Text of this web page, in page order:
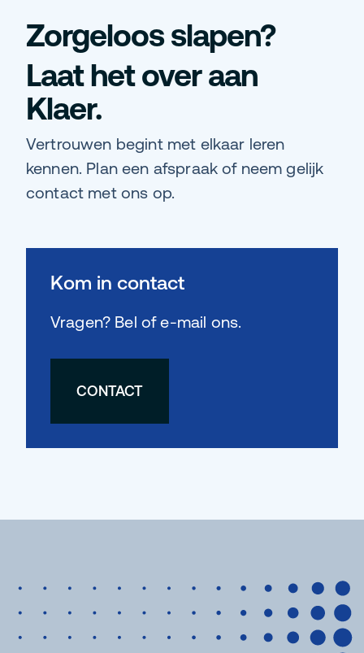
Zorgeloos slapen?
Laat het over aan
Klaer.
Vertrouwen begint met elkaar leren
kennen. Plan een afspraak of neem gelijk
contact met ons op.
Kom in contact
Vragen? Bel of e-mail ons.
CONTACT